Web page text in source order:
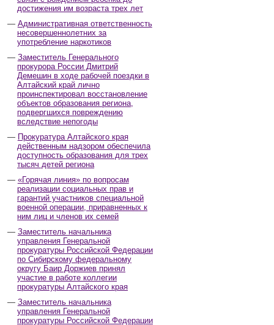
достижения им возраста трех лет
Административная ответственность
несовершеннолетних за
употребление наркотиков
Заместитель Генерального
прокурора России Дмитрий
Демешин в ходе рабочей поездки в
Алтайский край лично
проинспектировал восстановление
объектов образования региона,
подвергшихся повреждению
вследствие непогоды
Прокуратура Алтайского края
действенным надзором обеспечила
доступность образования для трех
тысяч детей региона
«Горячая линия» по вопросам
реализации социальных прав и
гарантий участников специальной
военной операции, приравненных к
ним лиц и членов их семей
Заместитель начальника
управления Генеральной
прокуратуры Российской Федерации
по Сибирскому федеральному
округу Баир Доржиев принял
участие в работе коллегии
прокуратуры Алтайского края
Заместитель начальника
управления Генеральной
прокуратуры Российской Федерации